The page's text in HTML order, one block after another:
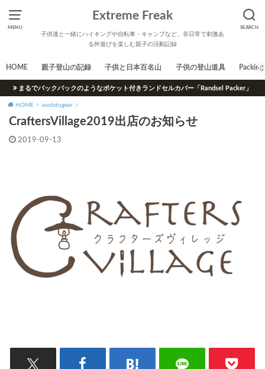
MENU SEARCH
Extreme Freak
子供達と一緒にハイキングや自転車・キャンプなど、非日常で刺激あ
る外遊びを楽しむ親子の活動記録
HOME 親子登山の記録 子供と日本百名山 子供の登山道具 Packing
まるでバックパックのようなポケット付きランドセルカバー「Randsel Packer」
HOME asobitogear
CraftersVillage2019出店のお知らせ
2019-09-13